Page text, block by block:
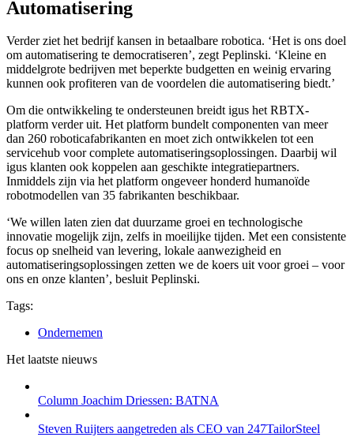
Automatisering
Verder ziet het bedrijf kansen in betaalbare robotica. ‘Het is ons doel
om automatisering te democratiseren’, zegt Peplinski. ‘Kleine en
middelgrote bedrijven met beperkte budgetten en weinig ervaring
kunnen ook profiteren van de voordelen die automatisering biedt.’
Om die ontwikkeling te ondersteunen breidt igus het RBTX-
platform verder uit. Het platform bundelt componenten van meer
dan 260 roboticafabrikanten en moet zich ontwikkelen tot een
servicehub voor complete automatiseringsoplossingen. Daarbij wil
igus klanten ook koppelen aan geschikte integratiepartners.
Inmiddels zijn via het platform ongeveer honderd humanoïde
robotmodellen van 35 fabrikanten beschikbaar.
‘We willen laten zien dat duurzame groei en technologische
innovatie mogelijk zijn, zelfs in moeilijke tijden. Met een consistente
focus op snelheid van levering, lokale aanwezigheid en
automatiseringsoplossingen zetten we de koers uit voor groei – voor
ons en onze klanten’, besluit Peplinski.
Tags:
Ondernemen
Het laatste nieuws
Column Joachim Driessen: BATNA
Steven Ruijters aangetreden als CEO van 247TailorSteel